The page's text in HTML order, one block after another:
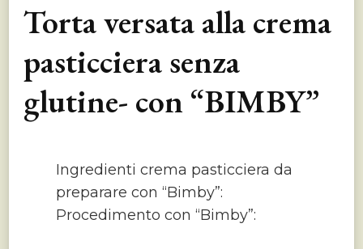
Torta versata alla crema
pasticciera senza
glutine- con “BIMBY”
Ingredienti crema pasticciera da
preparare con “Bimby”:
Procedimento con “Bimby”: